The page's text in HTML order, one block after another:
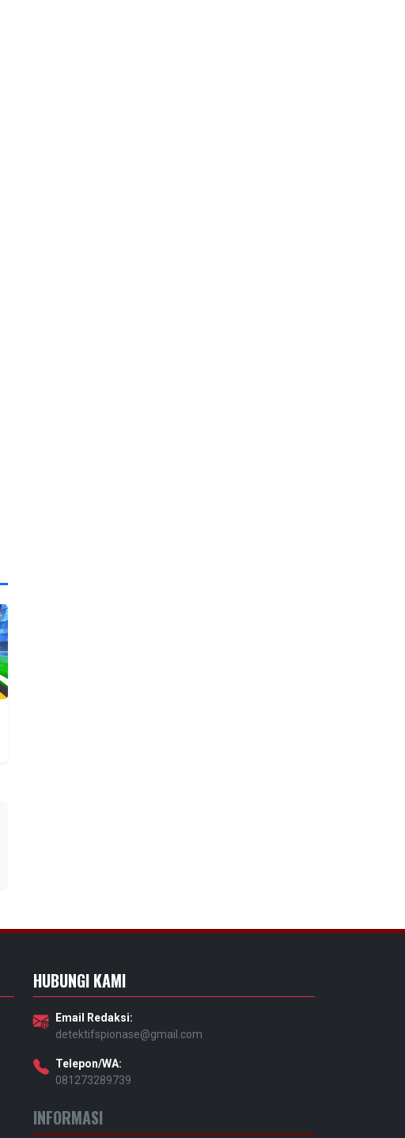
HUBUNGI KAMI
Email Redaksi:
detektifspionase@gmail.com
Telepon/WA:
081273289739
INFORMASI